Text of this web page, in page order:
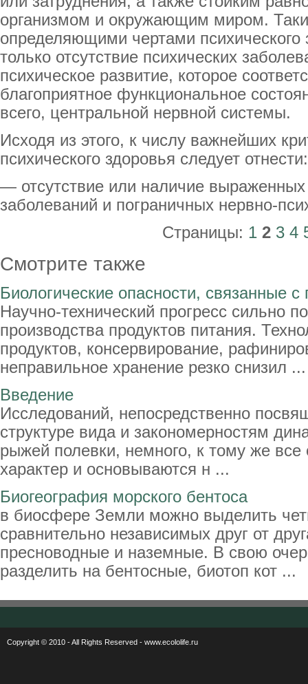
организмом и окружающим миром.
определяющими чертами психического
только отсутствие психических
психическое развитие, которое
благоприятное функциональное
всего, центральной нервной системы.
Исходя из этого, к числу важнейших
психического здоровья следует отнести:
— отсутствие или наличие
заболеваний и пограничных нервно-
Страницы: 1 2 3 4
Смотрите также
Биологические опасности, связанные
Научно-технический прогресс сильно
производства продуктов питания.
продуктов, консервирование,
неправильное хранение резко снизил ...
Введение
Исследований, непосредственно
структуре вида и закономерностям
рыжей полевки, немного, к тому же все
характер и основываются н ...
Биогеография морского бентоса
в биосфере Земли можно выделить
сравнительно независимых друг от
пресноводные и наземные. В свою
разделить на бентосные, биотоп кот ...
Copyright © 2010 - All Rights Reserved - www.ecololife.ru